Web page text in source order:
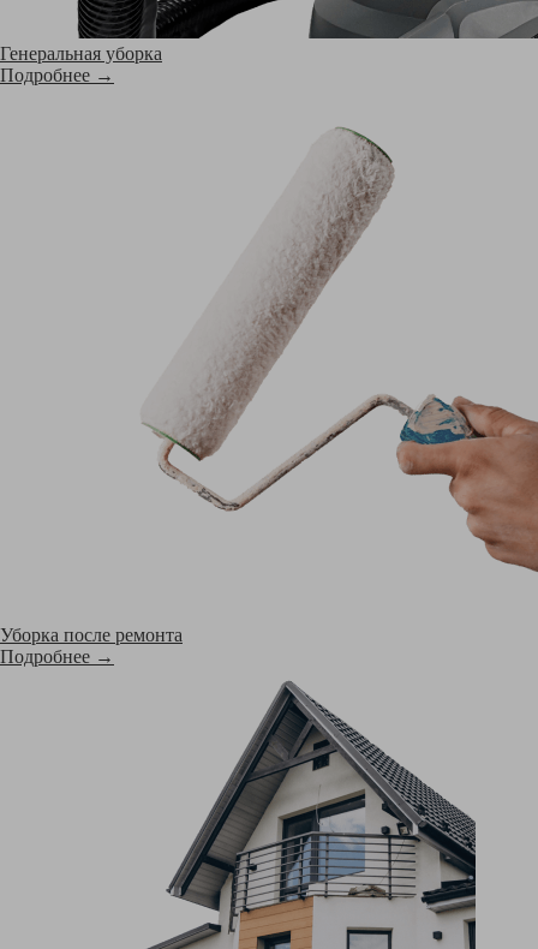
Генеральная уборка
Подробнее →
Уборка после ремонта
Подробнее →